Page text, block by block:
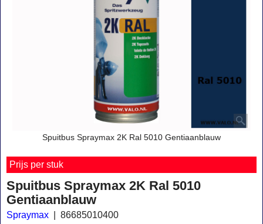
Spuitbus Spraymax 2K Ral 5010 Gentiaanblauw
Prijs per stuk
Spuitbus Spraymax 2K Ral 5010
Gentiaanblauw
Spraymax 86685010400